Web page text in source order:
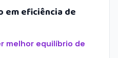
em eficiência de
melhor equilíbrio de